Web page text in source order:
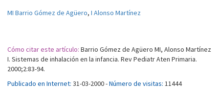
MI Barrio Gómez de Agüero, I Alonso Martínez
Cómo citar este artículo: Barrio Gómez de Agüero MI, Alonso Martínez
I. Sistemas de inhalación en la infancia. Rev Pediatr Aten Primaria.
2000;2:83-94.
Publicado en Internet: 31-03-2000 -Número de visitas: 11444